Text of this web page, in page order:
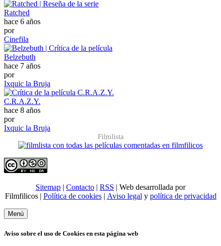
Ratched
hace 6 años
por
Cinefila
Belzebuth
hace 7 años
por
Ixquic la Bruja
C.R.A.Z.Y.
hace 8 años
por
Ixquic la Bruja
Filmlista
Sitemap | Contacto | RSS | Web desarrollada por
Filmfilicos | Política de cookies| Aviso legal y política de privacidad
Menú
Aviso sobre el uso de Cookies en esta página web